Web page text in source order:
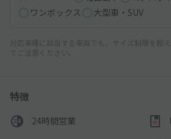
ワンボックス
大型車・SUV
対応車種に該当する車両でも、サイズ制限を超
でご注意ください。
特徴
24時間営業